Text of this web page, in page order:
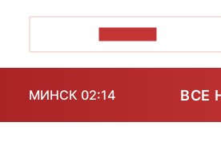
МИНСК 02:14 ВСЕ